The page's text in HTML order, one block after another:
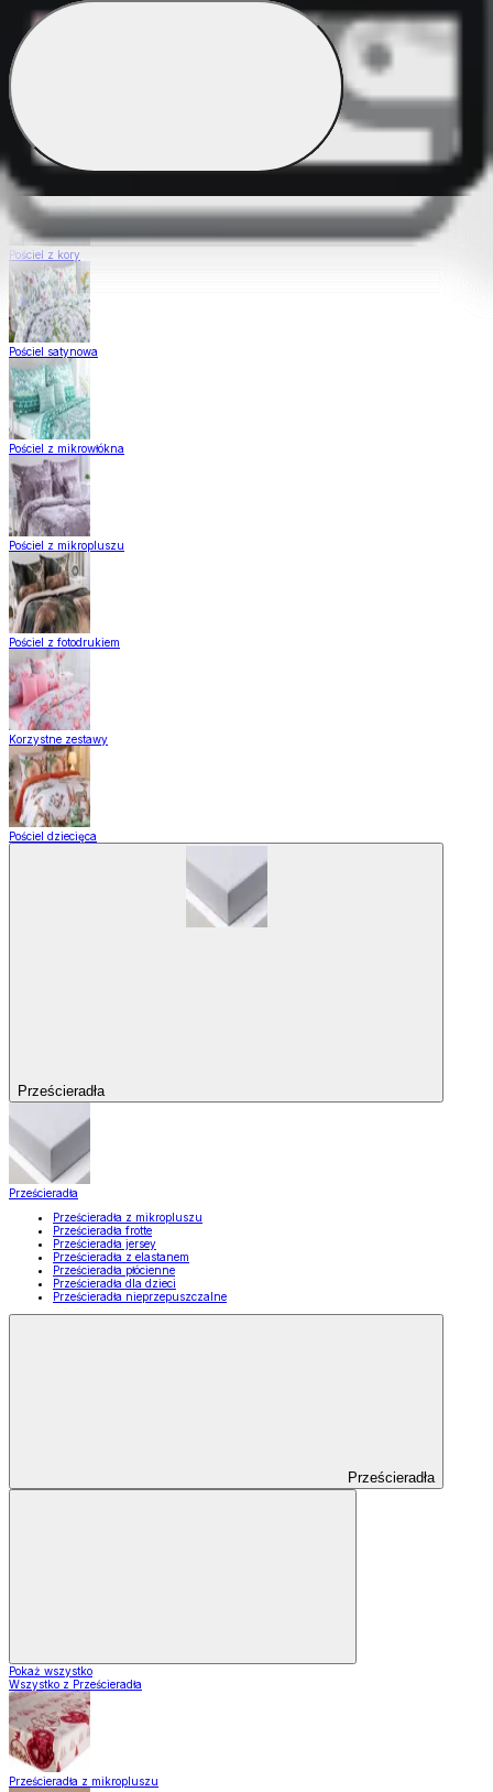
Pościel Dual Feel
Pościel z gładkiej bawełny
Pościel z kory
Pościel satynowa
Pościel z mikrowłókna
Pościel z mikropluszu
Pościel z fotodrukiem
Korzystne zestawy
Pościel dziecięca
Prześcieradła
Prześcieradła
Prześcieradła z mikropluszu
Prześcieradła frotte
Prześcieradła jersey
Prześcieradła z elastanem
Prześcieradła płócienne
Prześcieradła dla dzieci
Prześcieradła nieprzepuszczalne
Prześcieradła
Pokaż wszystko
Wszystko z Prześcieradła
Prześcieradła z mikropluszu